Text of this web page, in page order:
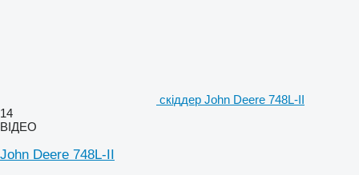
скіддер John Deere 748L-II
14
ВІДЕО
John Deere 748L-II